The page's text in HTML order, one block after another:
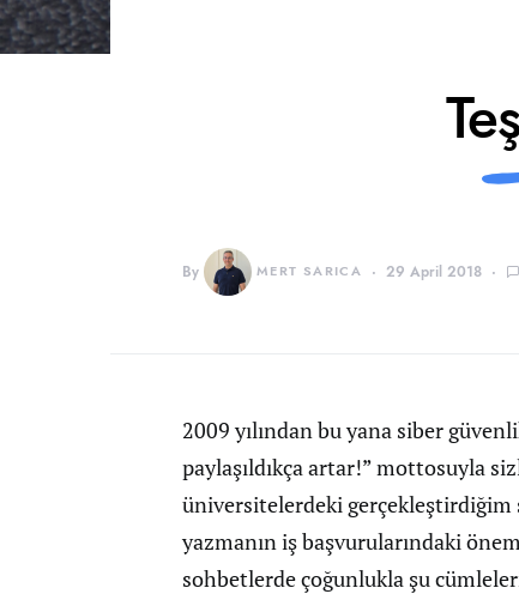
By MERT SARICA 29 April 2018
2009 yılından bu yana siber
paylaşıldıkça artar!” mottosuyla
üniversitelerdeki gerçekleştirdiğim
yazmanın iş başvurularındaki
sohbetlerde çoğunlukla şu